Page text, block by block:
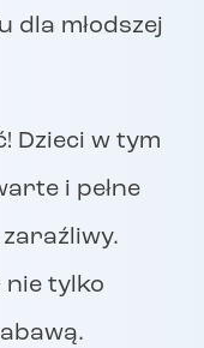
młodszej
Dzieci w tym
i pełne
nie tylko